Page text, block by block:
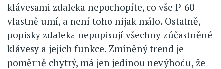
klávesami zdaleka nepochopíte, co vše P-60
vlastně umí, a není toho nijak málo. Ostatně,
popisky zdaleka nepopisují všechny zúčastněné
klávesy a jejich funkce. Zmíněný trend je
poměrně chytrý, má jen jedinou nevýhodu, že